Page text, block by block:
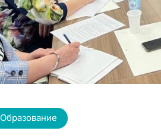
Образование